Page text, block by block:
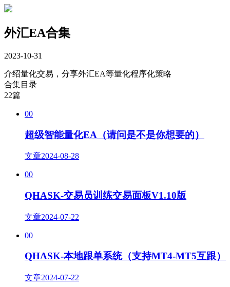
外汇EA合集
2023-10-31
介绍量化交易，分享外汇EA等量化程序化策略
合集目录
22篇
00
超级智能量化EA（请问是不是你想要的）
文章2024-08-28
00
QHASK-交易员训练交易面板V1.10版
文章2024-07-22
00
QHASK-本地跟单系统（支持MT4-MT5互跟）
文章2024-07-22